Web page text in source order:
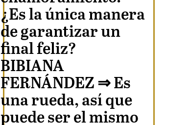
¿Es la única manera
de garantizar un
final feliz?
BIBIANA
FERNÁNDEZ ⇒Es
una rueda, así que
puede ser el mismo